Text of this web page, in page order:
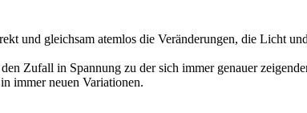
und gleichsam atemlos die Veränderungen, die Licht
Zufall in Spannung zu der sich immer genauer
immer neuen Variationen.